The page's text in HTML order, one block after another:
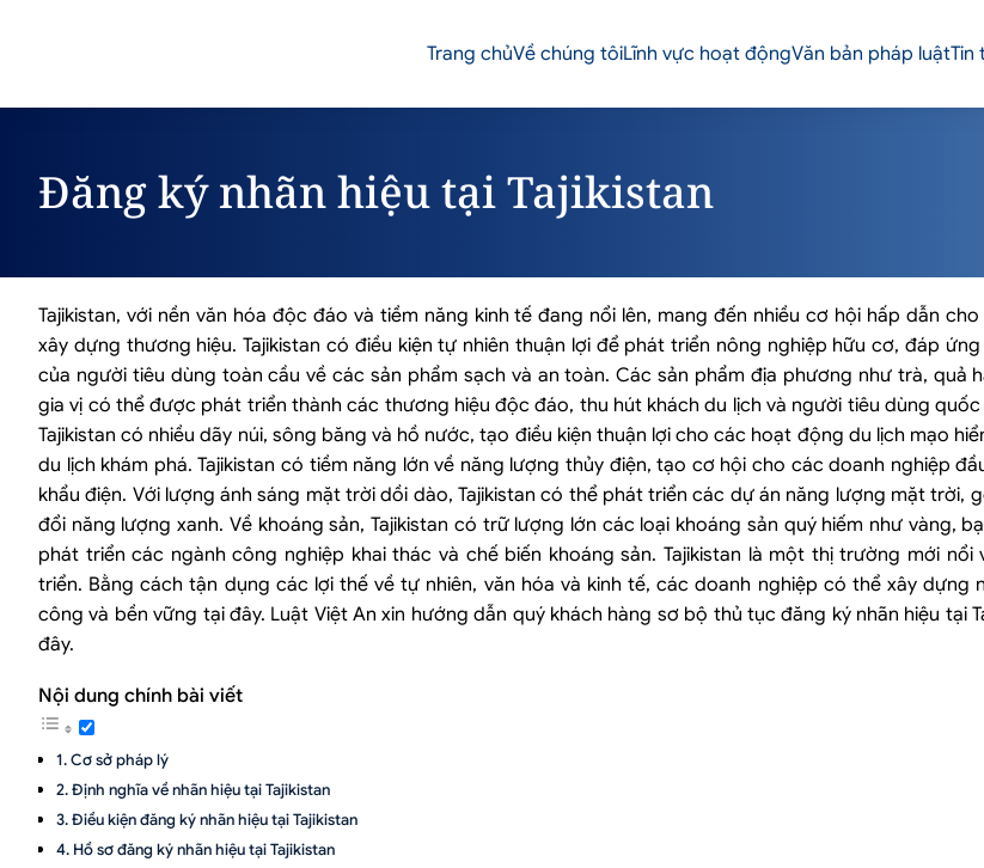
Trang chủVề chúng tôiLĩnh vực hoạt độngVăn bản pháp luậtTin
Đăng ký nhãn hiệu tại Tajikistan
Tajikistan, với nền văn hóa độc đáo và tiềm năng kinh tế đang nổi lên, mang đến nhiều cơ hội hấp dẫn
xây dựng thương hiệu. Tajikistan có điều kiện tự nhiên thuận lợi để phát triển nông nghiệp hữu cơ, đáp
của người tiêu dùng toàn cầu về các sản phẩm sạch và an toàn. Các sản phẩm địa phương như trà, quả
gia vị có thể được phát triển thành các thương hiệu độc đáo, thu hút khách du lịch và người tiêu dùng quốc
Tajikistan có nhiều dãy núi, sông băng và hồ nước, tạo điều kiện thuận lợi cho các hoạt động du lịch mạo
du lịch khám phá. Tajikistan có tiềm năng lớn về năng lượng thủy điện, tạo cơ hội cho các doanh nghiệp
khẩu điện. Với lượng ánh sáng mặt trời dồi dào, Tajikistan có thể phát triển các dự án năng lượng mặt trời,
đổi năng lượng xanh. Về khoáng sản, Tajikistan có trữ lượng lớn các loại khoáng sản quý hiếm như vàng,
phát triển các ngành công nghiệp khai thác và chế biến khoáng sản. Tajikistan là một thị trường mới nổi
triển. Bằng cách tận dụng các lợi thế về tự nhiên, văn hóa và kinh tế, các doanh nghiệp có thể xây dựng
công và bền vững tại đây. Luật Việt An xin hướng dẫn quý khách hàng sơ bộ thủ tục đăng ký nhãn hiệu tại
đây.
Nội dung chính bài viết
Cơ sở pháp lý
Định nghĩa về nhãn hiệu tại Tajikistan
Điều kiện đăng ký nhãn hiệu tại Tajikistan
Hồ sơ đăng ký nhãn hiệu tại Tajikistan